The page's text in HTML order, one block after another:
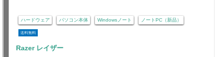
ハードウェア パソコン本体 Windowsノート ノートPC（新品）
送料無料
Razer レイザー